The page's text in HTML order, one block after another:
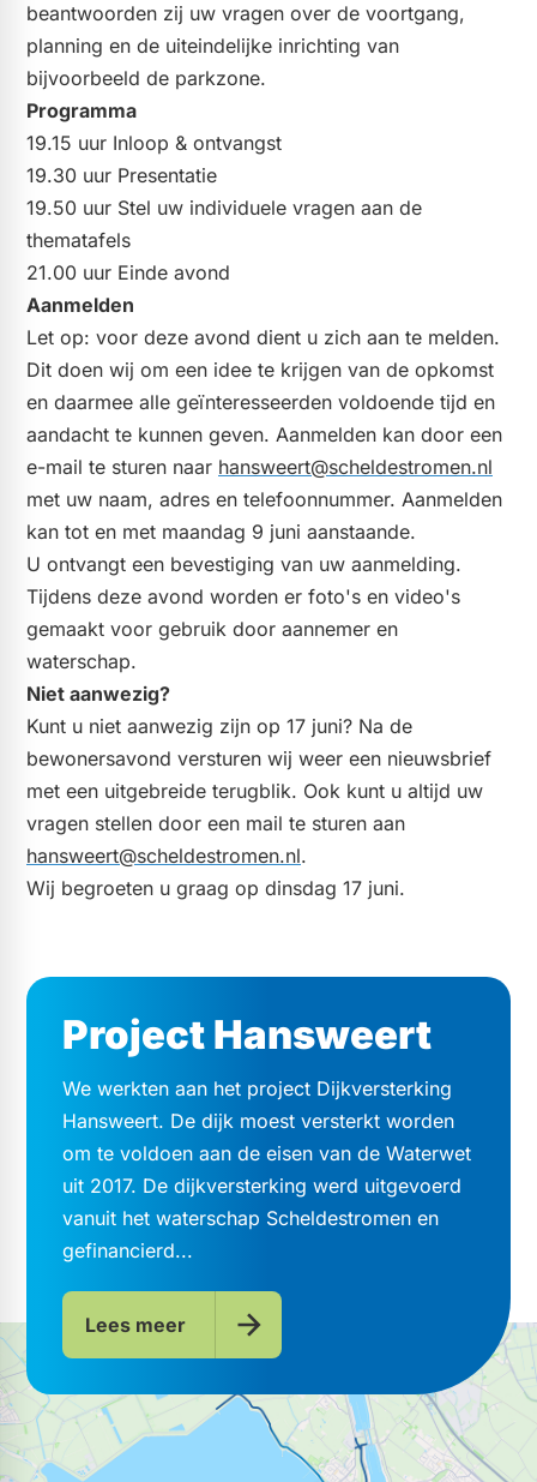
beantwoorden zij uw vragen over de voortgang,
planning en de uiteindelijke inrichting van
bijvoorbeeld de parkzone.
Programma
19.15 uur Inloop & ontvangst
​19.30 uur Presentatie
​19.50 uur Stel uw individuele vragen aan de
thematafels
​21.00 uur Einde avond
Aanmelden
Let op: voor deze avond dient u zich aan te melden.
Dit doen wij om een idee te krijgen van de opkomst
en daarmee alle geïnteresseerden voldoende tijd en
aandacht te kunnen geven. Aanmelden kan door een
e-mail te sturen naar hansweert@scheldestromen.nl
met uw naam, adres en telefoonnummer. Aanmelden
kan tot en met maandag 9 juni aanstaande.
U ontvangt een bevestiging van uw aanmelding.
Tijdens deze avond worden er foto's en video's
gemaakt voor gebruik door aannemer en
waterschap.
Niet aanwezig?
Kunt u niet aanwezig zijn op 17 juni? Na de
bewonersavond versturen wij weer een nieuwsbrief
met een uitgebreide terugblik. Ook kunt u altijd uw
vragen stellen door een mail te sturen aan
hansweert@scheldestromen.nl.
Wij begroeten u graag op dinsdag 17 juni.
Project Hansweert
We werkten aan het project Dijkversterking
Hansweert. De dijk moest versterkt worden
om te voldoen aan de eisen van de Waterwet
uit 2017. De dijkversterking werd uitgevoerd
vanuit het waterschap Scheldestromen en
gefinancierd...
Lees meer